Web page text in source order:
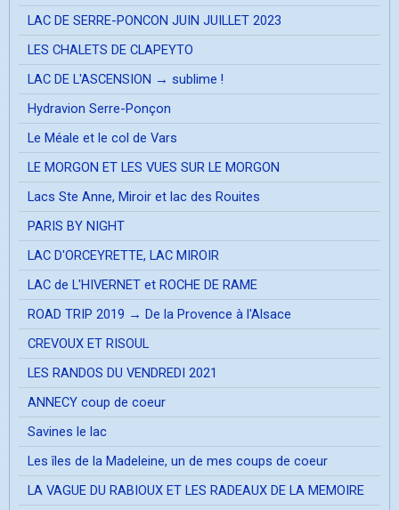
LAC DE SERRE-PONCON JUIN JUILLET 2023
LES CHALETS DE CLAPEYTO
LAC DE L'ASCENSION → sublime !
Hydravion Serre-Ponçon
Le Méale et le col de Vars
LE MORGON ET LES VUES SUR LE MORGON
Lacs Ste Anne, Miroir et lac des Rouites
PARIS BY NIGHT
LAC D'ORCEYRETTE, LAC MIROIR
LAC de L'HIVERNET et ROCHE DE RAME
ROAD TRIP 2019 → De la Provence à l'Alsace
CREVOUX ET RISOUL
LES RANDOS DU VENDREDI 2021
ANNECY coup de coeur
Savines le lac
Les îles de la Madeleine, un de mes coups de coeur
LA VAGUE DU RABIOUX ET LES RADEAUX DE LA MEMOIRE